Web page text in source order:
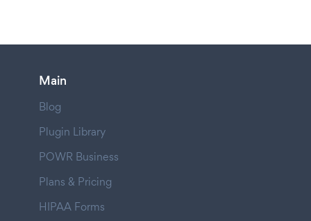
Main
Blog
Plugin Library
POWR Business
Plans & Pricing
HIPAA Forms